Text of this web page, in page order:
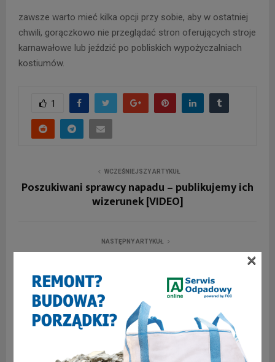
zawsze warto mieć kilka opcji przy sobie, aby w ostatniej
chwili, gorączkowo nie przeglądać stron oferujących stroje
karnawałowe lub jeździć po pobliskich wypożyczalniach
kostiumów.
1
WCZEŚNIEJSZY ARTYKUŁ
Poszukiwani sprawcy napadu – publikujemy ich
wizerunek [VIDEO]
NASTĘPNY ARTYKUŁ
Balkonowy protest przeciwko smrodowi w
PODOBNE ARTYKUŁY
×